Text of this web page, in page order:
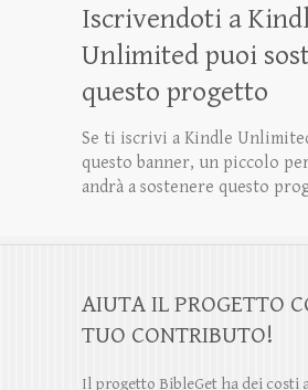
Iscrivendoti a
Unlimited puoi
questo progetto
Se ti iscrivi a Kindle
questo banner, un piccolo
andrà a sostenere questo
AIUTA IL PROGETTO
TUO CONTRIBUTO!
Il progetto BibleGet ha dei costi